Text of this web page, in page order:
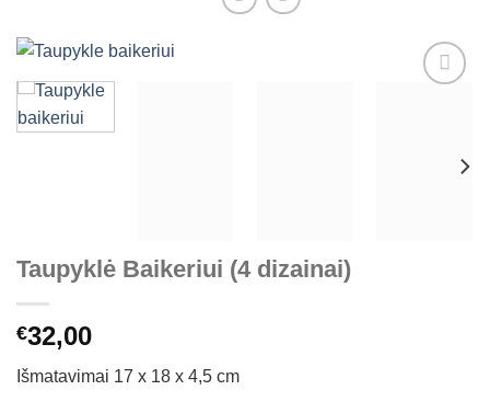
Taupyklė Baikeriui (4 dizainai)
€32,00
Išmatavimai 17 x 18 x 4,5 cm